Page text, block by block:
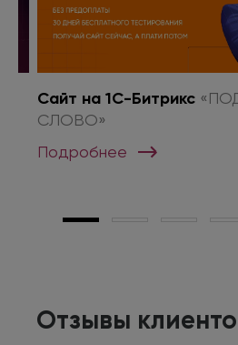
Сайт на 1С-Битрикс
СЛОВО»
Подробнее
Отзывы